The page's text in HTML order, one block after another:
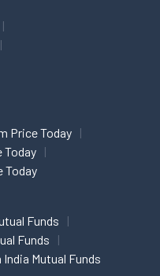
Price Today
Today
Today
Funds
Funds
Mutual Funds